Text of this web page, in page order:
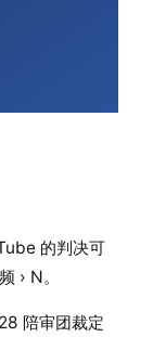
的判决可
› N。
陪审团裁定